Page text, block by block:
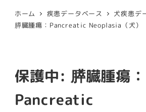
ホーム 疾患データベース 犬疾患デ
膵臓腫瘍：Pancreatic Neoplasia（犬）
保護中: 膵臓腫瘍：
Pancreatic